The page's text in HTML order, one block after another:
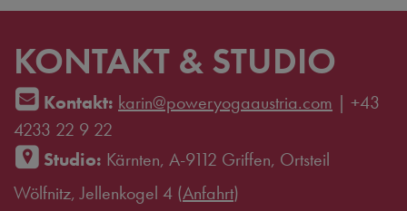
KONTAKT & STUDIO
Kontakt: karin@poweryogaaustria.com | +43
4233 22 9 22
Studio: Kärnten, A-9112 Griffen, Ortsteil
Wölfnitz, Jellenkogel 4 (Anfahrt)